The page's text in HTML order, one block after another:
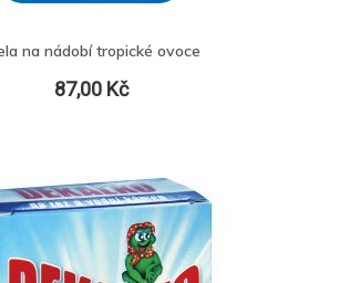
na nádobí tropické ovoce
87,00 Kč